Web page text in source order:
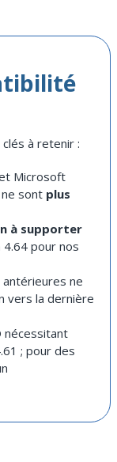
à retenir :
Microsoft
ne sont plus
à supporter
4.64 pour nos
ne
vers la dernière
nécessitant
; pour des